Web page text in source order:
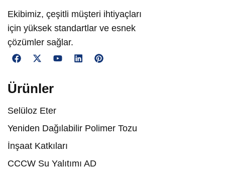
Ekibimiz, çeşitli müşteri ihtiyaçları
için yüksek standartlar ve esnek
çözümler sağlar.
Ürünler
Selüloz Eter
Yeniden Dağılabilir Polimer Tozu
İnşaat Katkıları
CCCW Su Yalıtımı AD